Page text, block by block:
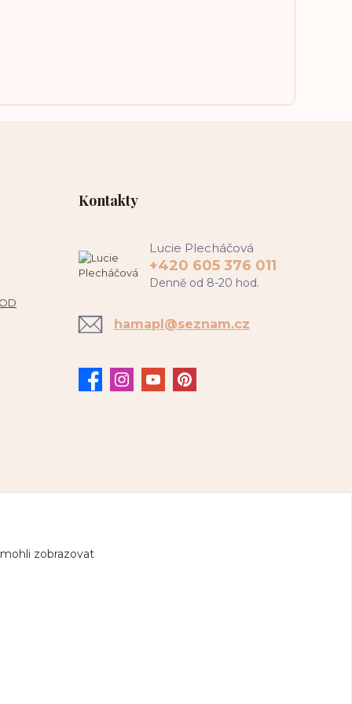
Kontakty
Lucie Plecháčová
+420 605 376 011
Denně od 8-20 hod.
hamapl@seznam.cz
zobrazovat